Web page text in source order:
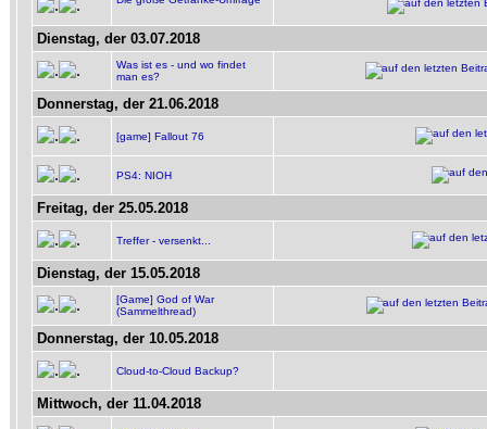
Dienstag, der 03.07.2018
Was ist es - und wo findet
man es?
Donnerstag, der 21.06.2018
[game] Fallout 76
PS4: NIOH
Freitag, der 25.05.2018
Treffer - versenkt...
Dienstag, der 15.05.2018
[Game] God of War
(Sammelthread)
Donnerstag, der 10.05.2018
Cloud-to-Cloud Backup?
Mittwoch, der 11.04.2018